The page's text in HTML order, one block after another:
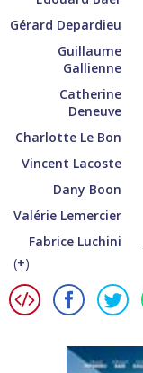
Gérard Depardieu
Guillaume
Gallienne
Catherine
Deneuve
Charlotte Le Bon
Vincent Lacoste
Dany Boon
Valérie Lemercier
Fabrice Luchini
(+)